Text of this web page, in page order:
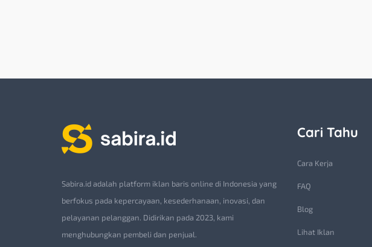
Sabira.id adalah platform iklan baris online di Indonesia yang
berfokus pada kepercayaan, kesederhanaan, inovasi, dan
pelayanan pelanggan. Didirikan pada 2023, kami
menghubungkan pembeli dan penjual.
Cari Tahu
Cara Kerja
FAQ
Blog
Lihat Iklan